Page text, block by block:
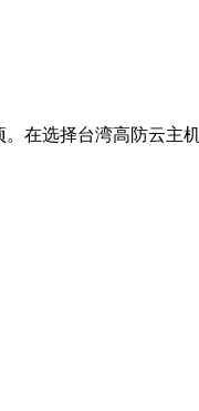
在选择台湾高防云主